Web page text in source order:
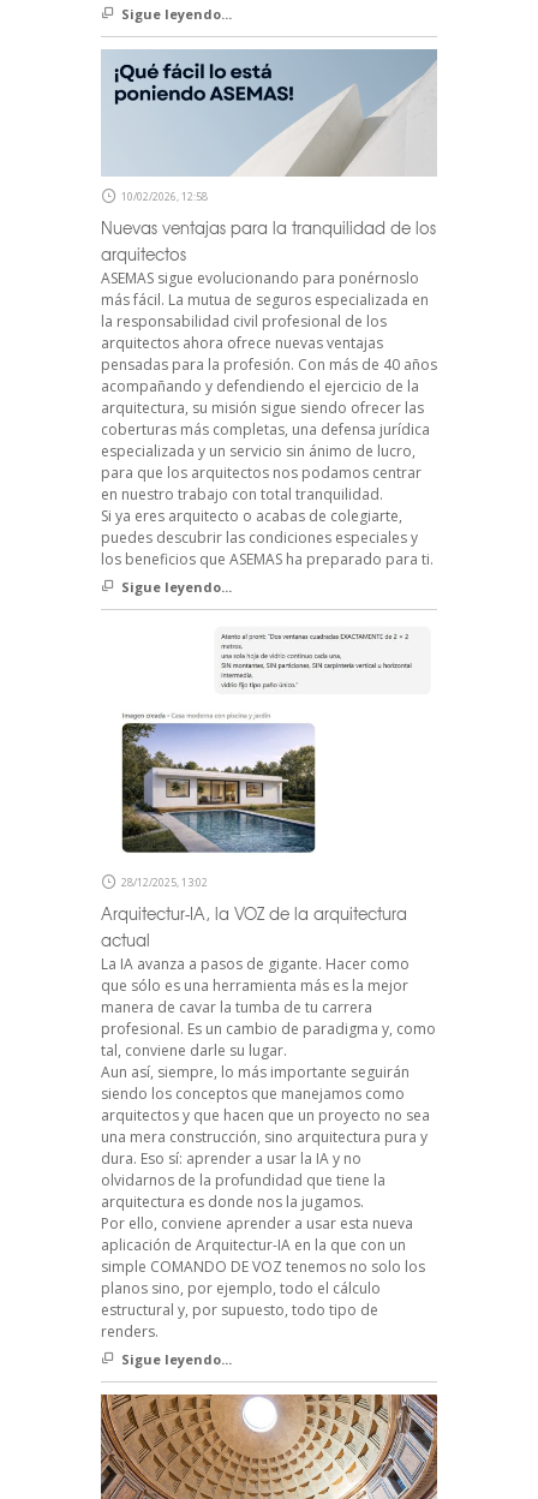
Sigue leyendo...
10/02/2026, 12:58
Nuevas ventajas para la tranquilidad de los
arquitectos
ASEMAS sigue evolucionando para ponérnoslo
más fácil. La mutua de seguros especializada en
la responsabilidad civil profesional de los
arquitectos ahora ofrece nuevas ventajas
pensadas para la profesión. Con más de 40 años
acompañando y defendiendo el ejercicio de la
arquitectura, su misión sigue siendo ofrecer las
coberturas más completas, una defensa jurídica
especializada y un servicio sin ánimo de lucro,
para que los arquitectos nos podamos centrar
en nuestro trabajo con total tranquilidad.
Si ya eres arquitecto o acabas de colegiarte,
puedes descubrir las condiciones especiales y
los beneficios que ASEMAS ha preparado para ti.
Sigue leyendo...
28/12/2025, 13:02
Arquitectur-IA, la VOZ de la arquitectura
actual
La IA avanza a pasos de gigante. Hacer como
que sólo es una herramienta más es la mejor
manera de cavar la tumba de tu carrera
profesional. Es un cambio de paradigma y, como
tal, conviene darle su lugar.
Aun así, siempre, lo más importante seguirán
siendo los conceptos que manejamos como
arquitectos y que hacen que un proyecto no sea
una mera construcción, sino arquitectura pura y
dura. Eso sí: aprender a usar la IA y no
olvidarnos de la profundidad que tiene la
arquitectura es donde nos la jugamos.
Por ello, conviene aprender a usar esta nueva
aplicación de Arquitectur-IA en la que con un
simple COMANDO DE VOZ tenemos no solo los
planos sino, por ejemplo, todo el cálculo
estructural y, por supuesto, todo tipo de
renders.
Sigue leyendo...